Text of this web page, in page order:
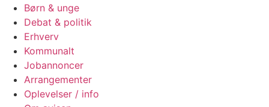
Børn & unge
Debat & politik
Erhverv
Kommunalt
Jobannoncer
Arrangementer
Oplevelser / info